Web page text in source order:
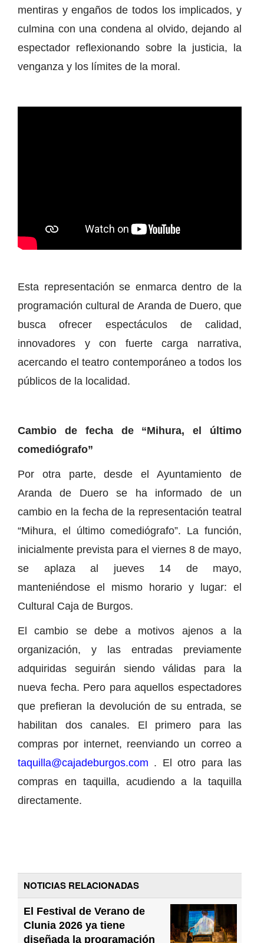
mentiras y engaños de todos los implicados, y
culmina con una condena al olvido, dejando al
espectador reflexionando sobre la justicia, la
venganza y los límites de la moral.
Esta representación se enmarca dentro de la
programación cultural de Aranda de Duero, que
busca ofrecer espectáculos de calidad,
innovadores y con fuerte carga narrativa,
acercando el teatro contemporáneo a todos los
públicos de la localidad.
Cambio de fecha de “Mihura, el último
comediógrafo”
Por otra parte, desde el Ayuntamiento de
Aranda de Duero se ha informado de un
cambio en la fecha de la representación teatral
“Mihura, el último comediógrafo”. La función,
inicialmente prevista para el viernes 8 de mayo,
se aplaza al jueves 14 de mayo,
manteniéndose el mismo horario y lugar: el
Cultural Caja de Burgos.
El cambio se debe a motivos ajenos a la
organización, y las entradas previamente
adquiridas seguirán siendo válidas para la
nueva fecha. Pero para aquellos espectadores
que prefieran la devolución de su entrada, se
habilitan dos canales. El primero para las
compras por internet, reenviando un correo a
taquilla@cajadeburgos.com . El otro para las
compras en taquilla, acudiendo a la taquilla
directamente.
NOTICIAS RELACIONADAS
El Festival de Verano de
Clunia 2026 ya tiene
diseñada la programación